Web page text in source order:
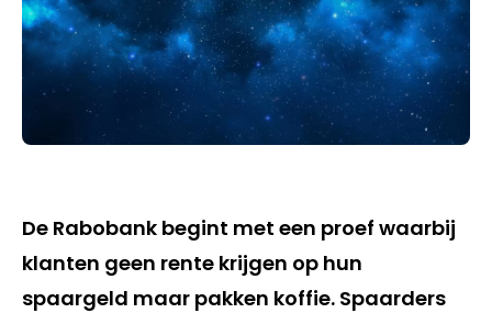
De Rabobank begint met een proef waarbij
klanten geen rente krijgen op hun
spaargeld maar pakken koffie. Spaarders